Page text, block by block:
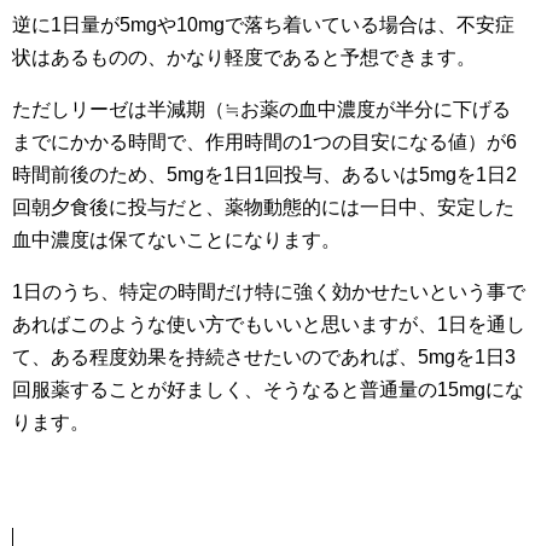
逆に1日量が5mgや10mgで落ち着いている場合は、不安症
状はあるものの、かなり軽度であると予想できます。
ただしリーゼは半減期（≒お薬の血中濃度が半分に下げる
までにかかる時間で、作用時間の1つの目安になる値）が6
時間前後のため、5mgを1日1回投与、あるいは5mgを1日2
回朝夕食後に投与だと、薬物動態的には一日中、安定した
血中濃度は保てないことになります。
1日のうち、特定の時間だけ特に強く効かせたいという事で
あればこのような使い方でもいいと思いますが、1日を通し
て、ある程度効果を持続させたいのであれば、 5mgを1日3
回服薬することが好ましく、そうなると普通量の15mgにな
ります。